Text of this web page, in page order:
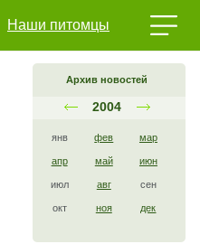
Наши питомцы
Архив новостей
2004
янв фев мар
апр май июн
июл авг сен
окт ноя дек